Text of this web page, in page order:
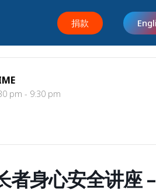
捐款
pm - 9:30 pm
者身心安全讲座